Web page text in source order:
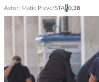
Avtor: Matic Prevc/STA 0,38